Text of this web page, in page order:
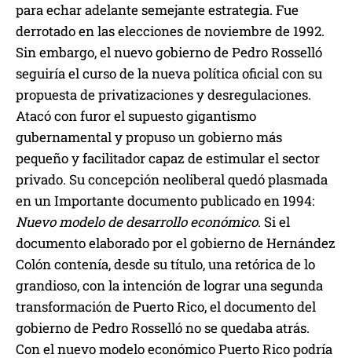
para echar adelante semejante estrategia. Fue
derrotado en las elecciones de noviembre de 1992.
Sin embargo, el nuevo gobierno de Pedro Rosselló
seguiría el curso de la nueva política oficial con su
propuesta de privatizaciones y desregulaciones.
Atacó con furor el supuesto gigantismo
gubernamental y propuso un gobierno más
pequeño y facilitador capaz de estimular el sector
privado. Su concepción neoliberal quedó plasmada
en un Importante documento publicado en 1994:
Nuevo modelo de desarrollo económico. Si el
documento elaborado por el gobierno de Hernández
Colón contenía, desde su título, una retórica de lo
grandioso, con la intención de lograr una segunda
transformación de Puerto Rico, el documento del
gobierno de Pedro Rosselló no se quedaba atrás.
Con el nuevo modelo económico Puerto Rico podría